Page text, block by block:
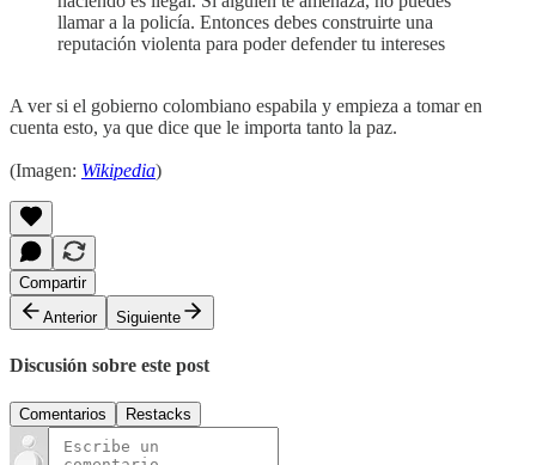
llamar a la policía. Entonces debes construirte una
reputación violenta para poder defender tu intereses
A ver si el gobierno colombiano espabila y empieza a tomar en
cuenta esto, ya que dice que le importa tanto la paz.
(Imagen: Wikipedia)
Compartir
Anterior
Siguiente
Discusión sobre este post
Comentarios Restacks